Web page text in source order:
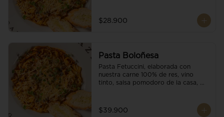
$28.900
Pasta Boloñesa
Pasta Fetuccini, elaborada con
nuestra carne 100% de res, vino
tinto, salsa pomodoro de la casa,
$39.900